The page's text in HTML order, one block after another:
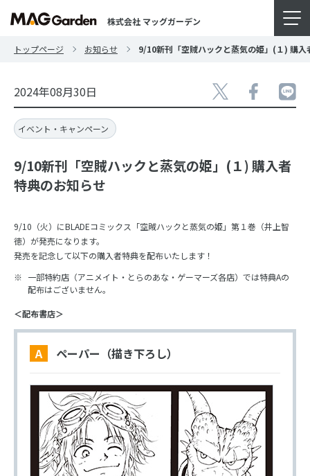
株式会社 マッグガーデン
トップページ お知らせ 9/10新刊「空賊ハックと蒸気の姫」(１) 購入
2024年08月30日
イベント・キャンペーン
9/10新刊「空賊ハックと蒸気の姫」(１) 購入者
特典のお知らせ
9/10（火）にBLADEコミックス「空賊ハックと蒸気の姫」第１巻（井上智
徳）が発売になります。
発売を記念して以下の購入者特典を配布いたします！
一部特約店（アニメイト・とらのあな・ゲーマーズ各店）では特典Aの
配布はございません。
＜配布書店＞
A ペーパー（描き下ろし）